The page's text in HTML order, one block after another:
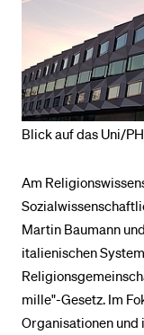
Blick auf das Uni/
Am
Martin Baumann
italienischen
mille"-Gesetz. Im
Organisationen